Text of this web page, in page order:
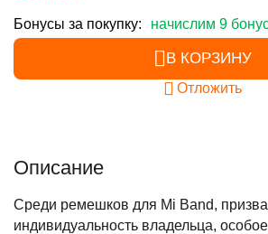
Бонусы за покупку: начислим 9
В КОРЗИНУ
Отложить
Описание
Среди ремешков для Mi Band,
индивидуальность владельца,